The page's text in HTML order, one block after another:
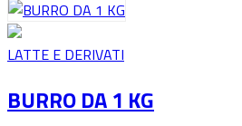
LATTE E DERIVATI
BURRO DA 1 KG